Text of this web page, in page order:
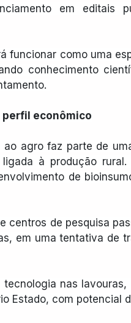
em editais
funcionar como uma
conhecimento
perfil econômico
agro faz parte de
à produção
de
centros de pesquisa
em uma tentativa de
nas
Estado, com potencial